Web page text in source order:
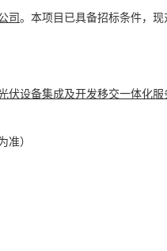
司。本项目已具备招标条件，
伏设备集成及开发移交一体化服
准）